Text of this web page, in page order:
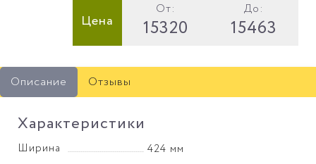
Цена
От:
15320
До:
15463
Описание Отзывы
Характеристики
Ширина
424 мм